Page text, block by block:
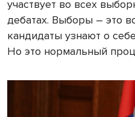
участвует во всех
дебатах. Выборы – это
кандидаты узнают о
Но это нормальный